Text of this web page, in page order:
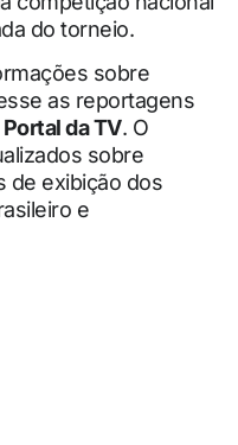
do torneio.
sobre
as reportagens
Portal da TV. O
sobre
de exibição dos
e